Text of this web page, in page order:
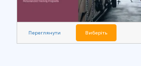
Переглянути Виберіть